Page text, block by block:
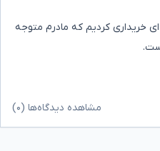
خریداری کردیم که مادرم متوجه
مشاهده دیدگاه‌ها (۰)